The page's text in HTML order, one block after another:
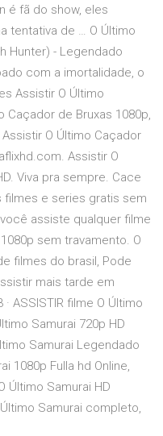
é fã do show, eles
tentativa de … O Último
Hunter) - Legendado
com a imortalidade, o
Assistir O Último
Caçador de Bruxas 1080p,
O Último Caçador
Assistir O
Viva pra sempre. Cace
filmes e series gratis sem
assiste qualquer filme
sem travamento. O
filmes do brasil, Pode
mais tarde em
ASSISTIR filme O Último
Samurai 720p HD
Samurai Legendado
1080p Fulla hd Online,
Último Samurai HD
Samurai completo,